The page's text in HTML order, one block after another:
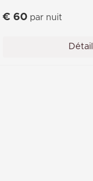
€ 60 par nuit